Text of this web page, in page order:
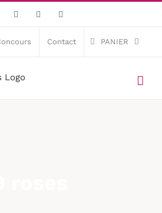
Facebook Instagram
Contact PANIER